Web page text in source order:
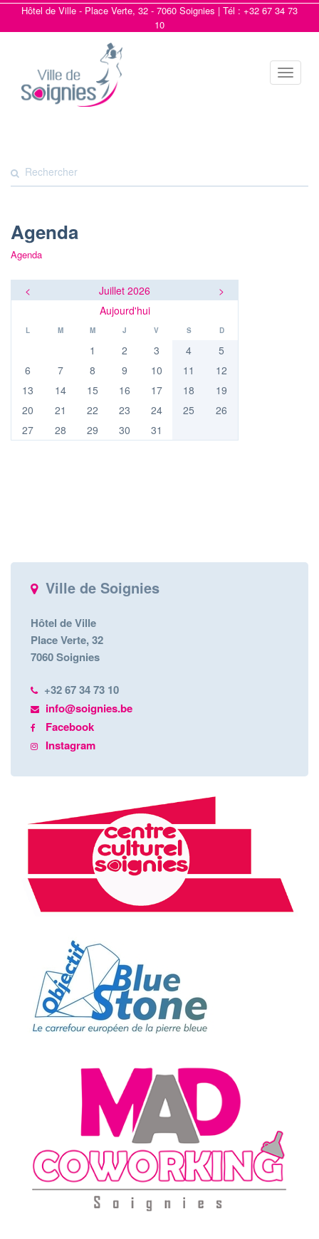
Hôtel de Ville - Place Verte, 32 - 7060 Soignies | Tél : +32 67 34 73
10
Toggle
Agenda
Agenda
< Juillet 2026
>
Aujourd'hui
L M M J V S D
1 2 3 4
5
6
7 8 9 10 11
12
13
14 15 16 17 18
19
20
21 22 23 24 25
26
27
28 29 30 31
Ville de Soignies
Hôtel de Ville
Place Verte, 32
7060 Soignies
+32 67 34 73 10
info@soignies.be
Facebook
Instagram